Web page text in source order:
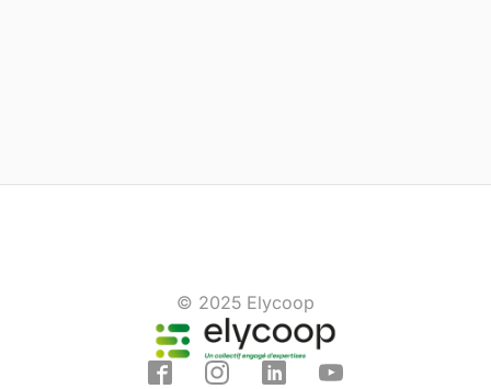
© 2025 Elycoop